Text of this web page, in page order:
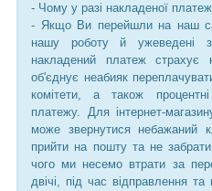
- Чому у разі накладеної
- Якщо Ви перейшли на наш
нашу роботу й ужеведені
накладений платеж страхує
об'єднує неабияк
комітети, а також
платежу. Для інтернет-
може звернутися небажаний
прийти на пошту та не
чого ми несемо втрати за
двічі, під час відправлення